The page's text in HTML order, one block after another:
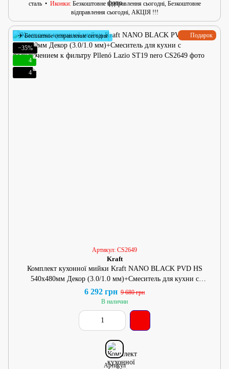
сталь
Иконки Безкоштовне відправлення сьогодні, Безкоштовне
відправлення сьогодні, АКЦІЯ !!!
Подарок
✈ Бесплатное отправление сегодня
−35%
4
4
Артикул: СS2649
Kraft
Комплект кухонної мийки Kraft NANO BLACK PVD HS
540х480мм Декор (3.0/1.0 мм)+Смеситель для кухни с
подключением к фильтру Pllenó Lazio ST19 nero
6 292 грн 9 680 грн
В наличии
Артикул